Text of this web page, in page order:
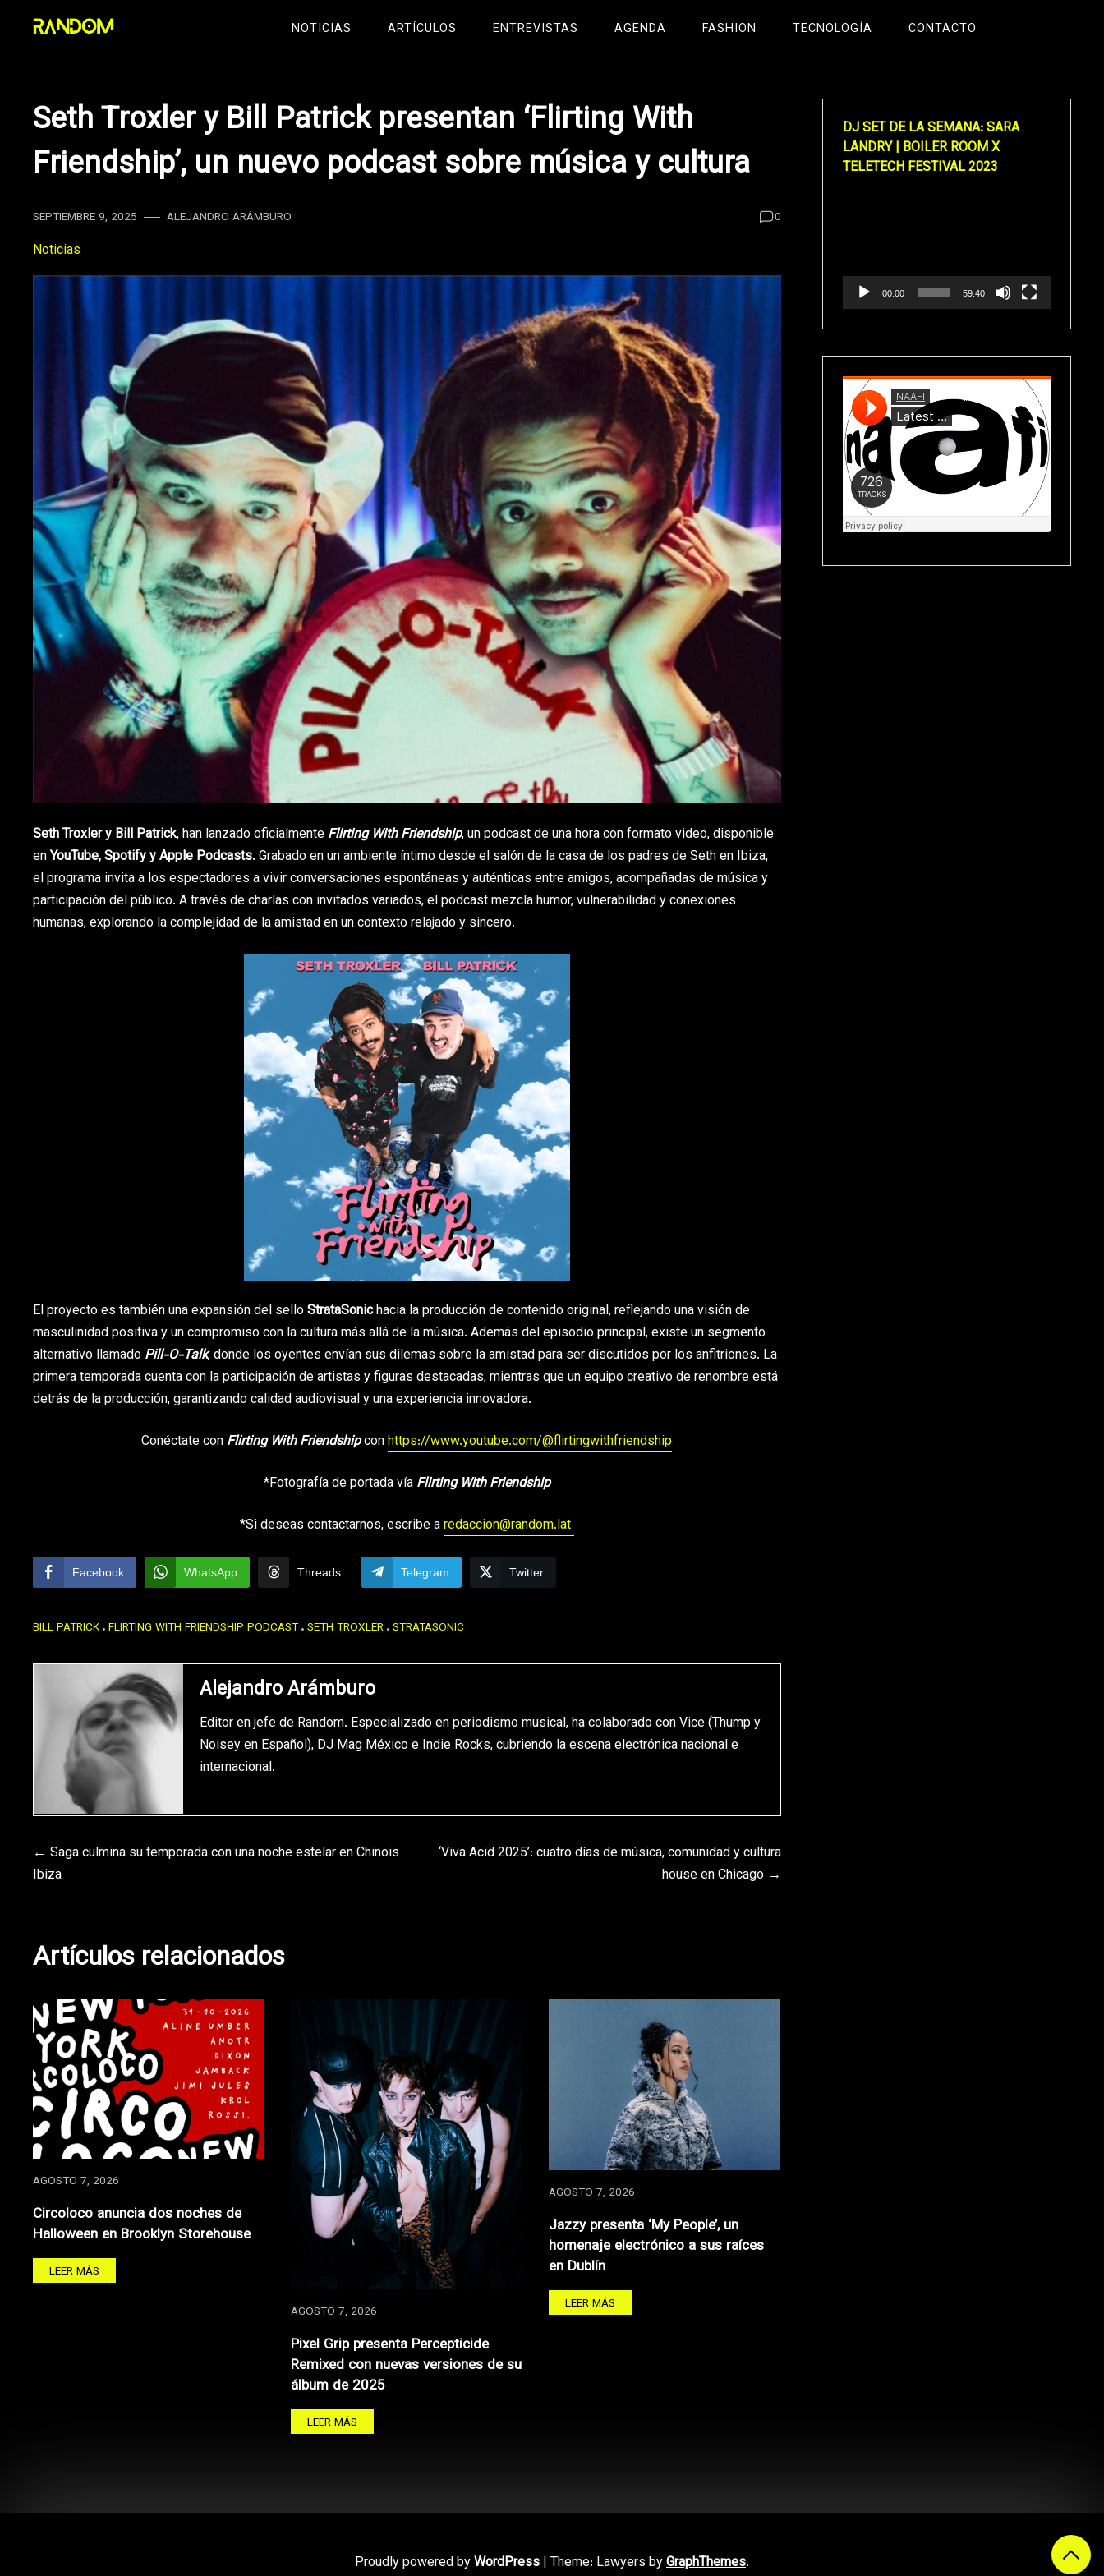
NOTICIAS ARTÍCULOS ENTREVISTAS AGENDA FASHION TECNOLOGÍA CONTACTO
Seth Troxler y Bill Patrick presentan ‘Flirting With
Friendship’, un nuevo podcast sobre música y cultura
SEPTIEMBRE 9, 2025 ALEJANDRO ARÁMBURO 0
Noticias
Seth Troxler y Bill Patrick, han lanzado oficialmente Flirting With Friendship, un podcast de una hora con formato video, disponible
enYouTube, Spotify y Apple Podcasts.Grabado en un ambiente íntimo desde el salón de la casa de los padres de Seth en Ibiza,
el programa invita a los espectadores a vivir conversaciones espontáneas y auténticas entre amigos, acompañadas de música y
participación del público. A través de charlas con invitados variados, el podcast mezcla humor, vulnerabilidad y conexiones
humanas, explorando la complejidad de la amistad en un contexto relajado y sincero.
El proyecto es también una expansión del selloStrataSonichacia la producción de contenido original, reflejando una visión de
masculinidad positiva y un compromiso con la cultura más allá de la música. Además del episodio principal, existe un segmento
alternativo llamado Pill-O-Talk, donde los oyentes envían sus dilemas sobre la amistad para ser discutidos por los anfitriones. La
primera temporada cuenta con la participación de artistas y figuras destacadas, mientras que un equipo creativo de renombre está
detrás de la producción, garantizando calidad audiovisual y una experiencia innovadora.
Conéctate con Flirting With Friendshipconhttps://www.youtube.com/@flirtingwithfriendship
*Fotografía de portada vía Flirting With Friendship
*Si deseas contactarnos, escribe aredaccion@random.lat
Facebook WhatsApp Threads Telegram Twitter
BILL PATRICK FLIRTING WITH FRIENDSHIP PODCAST SETH TROXLER STRATASONIC
Alejandro Arámburo
Editor en jefe de Random. Especializado en periodismo musical, ha colaborado con Vice (Thump y
Noisey en Español), DJ Mag México e Indie Rocks, cubriendo la escena electrónica nacional e
internacional.
Navegación
entradas
Saga culmina su temporada con una noche estelar en Chinois
Ibiza
‘Viva Acid 2025’: cuatro días de música, comunidad y cultura
house en Chicago
Artículos relacionados
AGOSTO 7, 2026
Circoloco anuncia dos noches de
Halloween en Brooklyn Storehouse
LEER MÁS
AGOSTO 7, 2026
Pixel Grip presenta Percepticide
Remixed con nuevas versiones de su
álbum de 2025
LEER MÁS
AGOSTO 7, 2026
Jazzy presenta ‘My People’, un
homenaje electrónico a sus raíces
en Dublín
LEER MÁS
DJ SET DE LA SEMANA: SARA
LANDRY | BOILER ROOM X
TELETECH FESTIVAL 2023
00:00 59:40
Proudly powered byWordPress | Theme: Lawyers byGraphThemes.